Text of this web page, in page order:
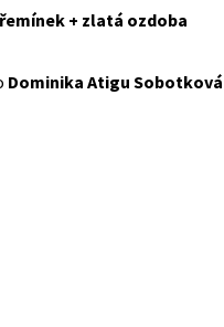
+ zlatá ozdoba
Dominika Atigu Sobotková